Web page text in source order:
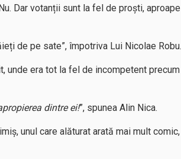
Dar votanții sunt la fel de proști,
de pe sate”, împotriva Lui Nicolae Robu.
unde era tot la fel de incompetent
dintre ei!”, spunea Alin Nica.
unul care alăturat arată mai mult